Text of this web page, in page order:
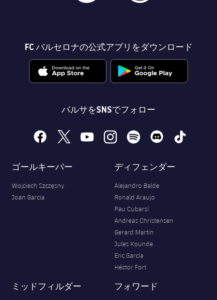
FC バルセロナの公式アプリをダウンロード
バルサをSNSでフォロー
facebook
x youtubeinstagramspotify discord tiktok
ゴールキーパー
Wojciech Szczęsny
Joan Garcia
ディフェンダー
Alejandro Balde
Ronald Araujo
Pau Cubarsí
Andreas Christensen
Gerard Martín
Jules Kounde
Eric García
Héctor Fort
ミッドフィルダー フォワード